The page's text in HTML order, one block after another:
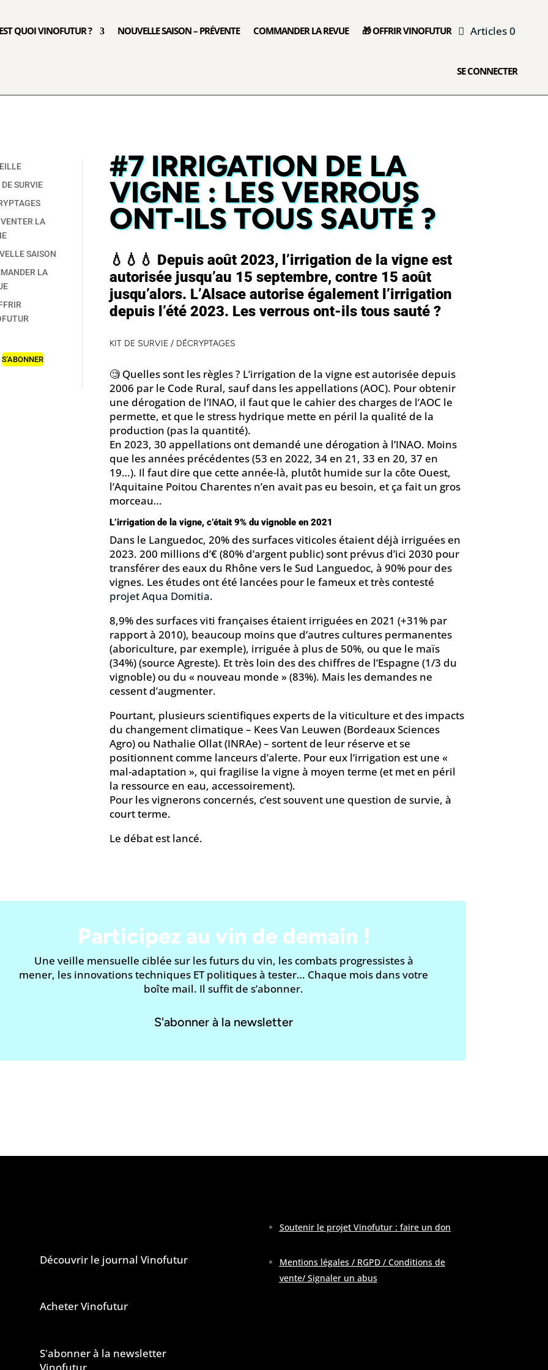
QUOI VINOFUTUR ? NOUVELLE SAISON – PRÉVENTE COMMANDER LA REVUE 🎁 OFFRIR VINOFUTUR Articles 0
SE CONNECTER
SURVIE
LA
SAISON
LA
S'ABONNER
#7 IRRIGATION DE LA
VIGNE : LES VERROUS
ONT-ILS TOUS SAUTÉ ?
💧💧💧 Depuis août 2023, l’irrigation de la vigne est
autorisée jusqu’au 15 septembre, contre 15 août
jusqu’alors. L’Alsace autorise également l’irrigation
depuis l’été 2023. Les verrous ont-ils tous sauté ?
KIT DE SURVIE / DÉCRYPTAGES
🧐 Quelles sont les règles ? L’irrigation de la vigne est autorisée depuis
2006 par le Code Rural, sauf dans les appellations (AOC). Pour obtenir
une dérogation de l’INAO, il faut que le cahier des charges de l’AOC le
permette, et que le stress hydrique mette en péril la qualité de la
production (pas la quantité).
En 2023, 30 appellations ont demandé une dérogation à l’INAO. Moins
que les années précédentes (53 en 2022, 34 en 21, 33 en 20, 37 en
19…). Il faut dire que cette année-là, plutôt humide sur la côte Ouest,
l’Aquitaine Poitou Charentes n’en avait pas eu besoin, et ça fait un gros
morceau…
L’irrigation de la vigne, c’était 9% du vignoble en 2021
Dans le Languedoc, 20% des surfaces viticoles étaient déjà irriguées en
2023. 200 millions d’€ (80% d’argent public) sont prévus d’ici 2030 pour
transférer des eaux du Rhône vers le Sud Languedoc, à 90% pour des
vignes. Les études ont été lancées pour le fameux et très contesté
projet Aqua Domitia.
8,9% des surfaces viti françaises étaient irriguées en 2021 (+31% par
rapport à 2010), beaucoup moins que d’autres cultures permanentes
(aboriculture, par exemple), irriguée à plus de 50%, ou que le maïs
(34%) (source Agreste). Et très loin des des chiffres de l’Espagne (1/3 du
vignoble) ou du « nouveau monde » (83%). Mais les demandes ne
cessent d’augmenter.
Pourtant, plusieurs scientifiques experts de la viticulture et des impacts
du changement climatique – Kees Van Leuwen (Bordeaux Sciences
Agro) ou Nathalie Ollat (INRAe) – sortent de leur réserve et se
positionnent comme lanceurs d’alerte. Pour eux l’irrigation est une «
mal-adaptation », qui fragilise la vigne à moyen terme (et met en péril
la ressource en eau, accessoirement).
Pour les vignerons concernés, c’est souvent une question de survie, à
court terme.
Le débat est lancé.
Participez au vin de demain !
Une veille mensuelle ciblée sur les futurs du vin, les combats progressistes à
mener, les innovations techniques ET politiques à tester… Chaque mois dans votre
boîte mail. Il suffit de s’abonner.
S'abonner à la newsletter
Découvrir le journal Vinofutur
Acheter Vinofutur
S'abonner à la newsletter
Vinofutur
Soutenir le projet Vinofutur : faire un don
Mentions légales / RGPD / Conditions de
vente/ Signaler un abus